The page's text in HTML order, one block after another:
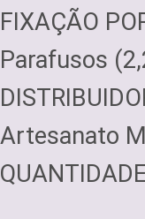
FIXAÇÃO
Parafusos
Artesanato